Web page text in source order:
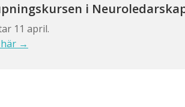
i
11 april.
→